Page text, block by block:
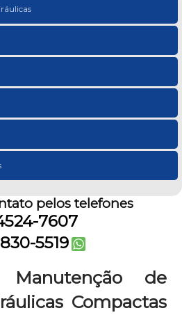
pelos telefones
7607
5519
de
Compactas